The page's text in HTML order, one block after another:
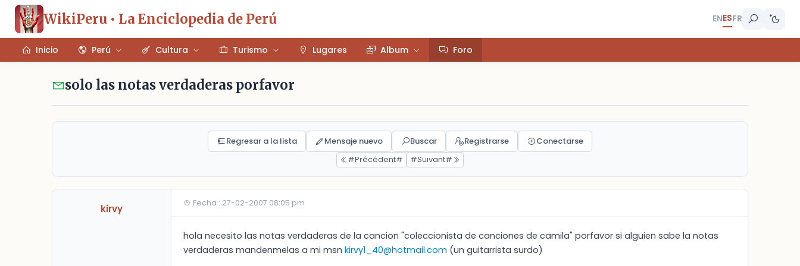
WikiPeru • La Enciclopedia de Perú ENESFR
Inicio Perú Cultura Turismo Lugares Album Foro
solo las notas verdaderas porfavor
Regresar a la lista Mensaje nuevo Buscar Registrarse
Conectarse
#Précédent#
#Suivant#
kirvy Fecha : 27-02-2007 08:05 pm
hola necesito las notas verdaderas de la cancion "coleccionista de canciones de camila" porfavor si alguien sabe la notas
verdaderas mandenmelas a mi msn kirvy1_40@hotmail.com (un guitarrista surdo)